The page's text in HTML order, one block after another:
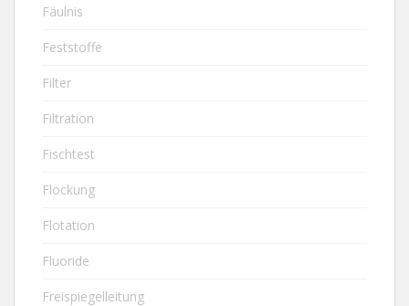
Fäulnis
Feststoffe
Filter
Filtration
Fischtest
Flockung
Flotation
Fluoride
Freispiegelleitung